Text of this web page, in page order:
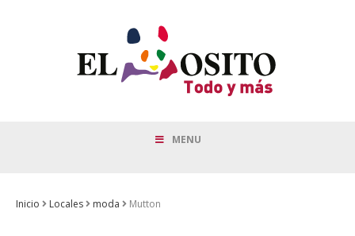
MENU
Inicio Locales moda Mutton